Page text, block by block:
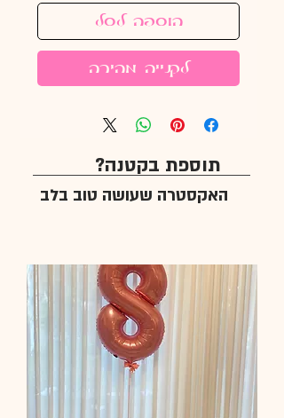
הוספה לסל
לקנייה מהירה
תוספת בקטנה?
האקסטרה שעושה טוב בלב